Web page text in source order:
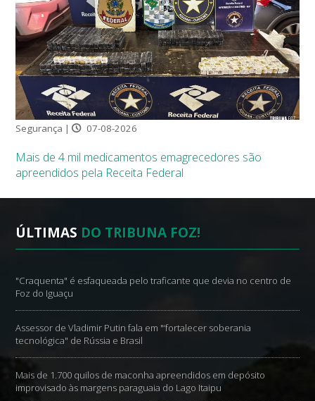
Segurança | 07-08-2026
Mais de 4 mil medicamentos emagrecedores são
apreendidos pela Receita Federal
ÚLTIMAS DO TRIBUNA FOZ!
"Craquenta" é esfaqueada pelo traficante que devia no centro de
Foz do Iguaçu
Assessor de Vladimir Putin fala em "‘fortalecer soberania
tecnológica" de Rússia e Brasil
Mais de 1.700 quilos de maconha apreendidos em depósito
improvisado às margens paraguaia do Lago Itaipu